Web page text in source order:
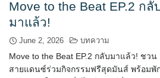
Move to the Beat EP.2 กลั
มาแล้ว!
June 2, 2026 บทความ
Move to the Beat EP.2 กลับมาแล้ว! ชวน
สายแดนซ์ร่วมกิจกรรมฟรีสุดมันส์ พร้อมพั